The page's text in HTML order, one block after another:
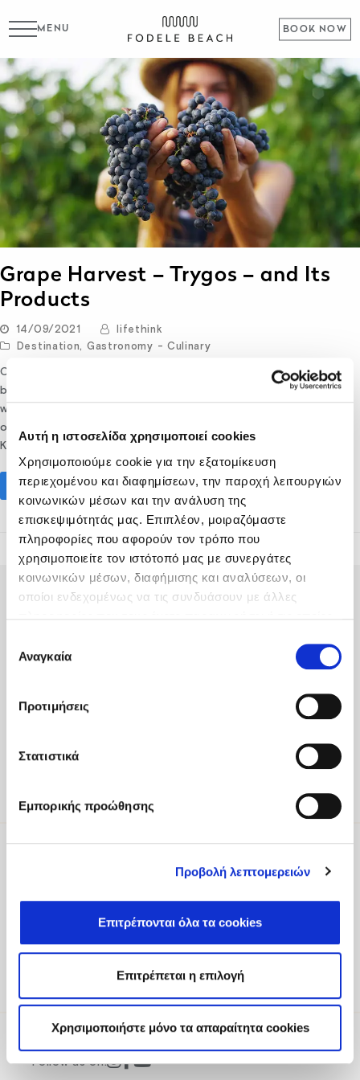
Αυτή η ιστοσελίδα χρησιμοποιεί cookies
Χρησιμοποιούμε cookie για την εξατομίκευση
περιεχομένου και διαφημίσεων, την παροχή λειτουργιών
κοινωνικών μέσων και την ανάλυση της
επισκεψιμότητάς μας. Επιπλέον, μοιραζόμαστε
πληροφορίες που αφορούν τον τρόπο που
χρησιμοποιείτε τον ιστότοπό μας με συνεργάτες
κοινωνικών μέσων, διαφήμισης και αναλύσεων, οι
οποίοι ενδεχομένως να τις συνδυάσουν με άλλες
των υπηρεσιών τους.
συγκατάθεσης
Αναγκαία
Προτιμήσεις
Στατιστικά
Εμπορικής προώθησης
Προβολή λεπτομερειών
Επιτρέπονται όλα τα cookies
Επιτρέπεται η επιλογή
Χρησιμοποιήστε μόνο τα απαραίτητα cookies
BOOK NOW
MENU
Grape Harvest – Trygos – and Its
Products
14/09/2021
lifethink
Destination, Gastronomy - Culinary
Cretans harvest grapes from the middle of August until the
beginning of October - depending on the purpose the fruit
will serve and their varietals. About forty different varieties
of grapes grow on the island, including native species like
Kotsifali,…
Read More
Fodele Beach & Water Park Resort P.O. BOX 1354
Be part of our world
your interest.
Sign Up
Follow us on: